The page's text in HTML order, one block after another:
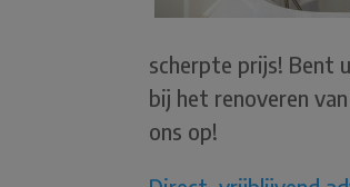
scherpte prijs! Bent
bij het renoveren
ons op!